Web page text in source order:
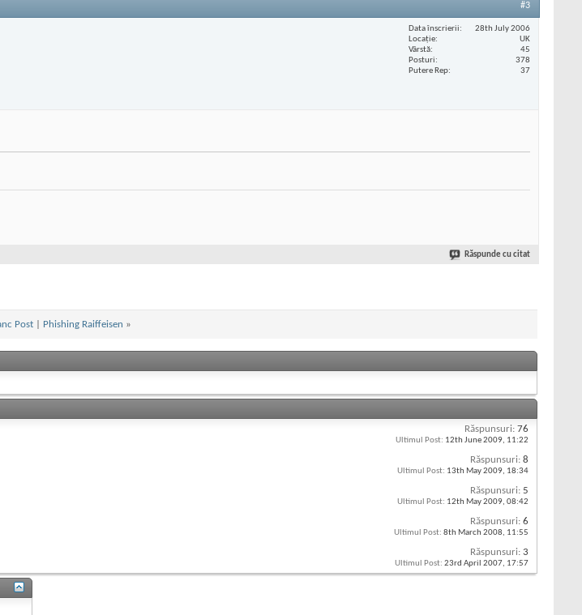
#3
Data înscrierii
28th July 2006
Locaţie
UK
Vârstă
45
Posturi
378
Putere Rep
37
Răspunde cu citat
Post| Phishing Raiffeisen »
Răspunsuri: 76
Ultimul Post: 12th June 2009, 11:22
Răspunsuri: 8
Ultimul Post: 13th May 2009, 18:34
Răspunsuri: 5
Ultimul Post: 12th May 2009, 08:42
Răspunsuri: 6
Ultimul Post: 8th March 2008, 11:55
Răspunsuri: 3
Ultimul Post: 23rd April 2007, 17:57